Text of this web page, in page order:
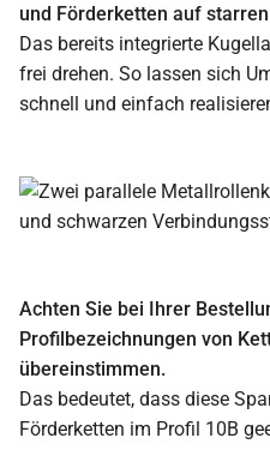
und Förderketten auf
Das bereits integrierte
frei drehen. So lassen sich
schnell und einfach
Achten Sie bei Ihrer
Profilbezeichnungen von
übereinstimmen.
Das bedeutet, dass diese
Förderketten im Profil 10B